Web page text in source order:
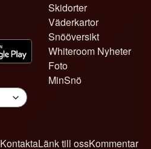
Skidorter
Väderkartor
Snööversikt
Whiteroom Nyheter
Foto
MinSnö
KontaktaLänk till ossKommentar